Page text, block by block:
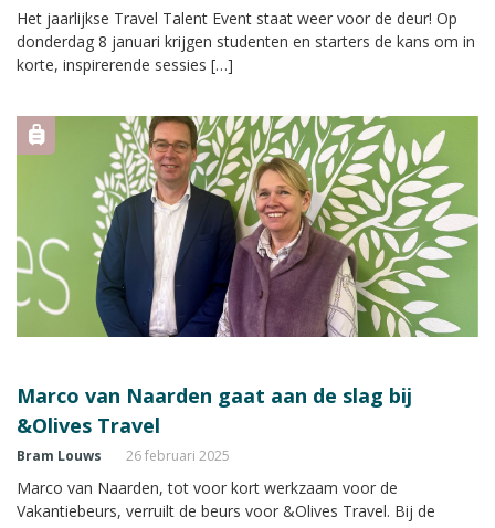
Het jaarlijkse Travel Talent Event staat weer voor de deur! Op
donderdag 8 januari krijgen studenten en starters de kans om in
korte, inspirerende sessies […]
Marco van Naarden gaat aan de slag bij
&Olives Travel
Bram Louws 26 februari 2025
Marco van Naarden, tot voor kort werkzaam voor de
Vakantiebeurs, verruilt de beurs voor &Olives Travel. Bij de